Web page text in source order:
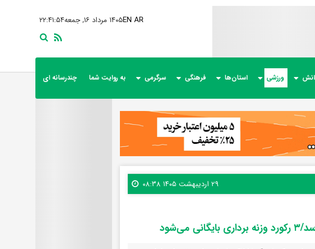
۲۲:۴۱:۵۶ ۱۴۰۵ مرداد ۱۶, جمعهEN AR
ورزشی استان‌ها فرهنگی سرگرمی به روایت شما چندرسانه ای
۲۹ اردیبهشت ۱۴۰۵ ۰۸:۳۸